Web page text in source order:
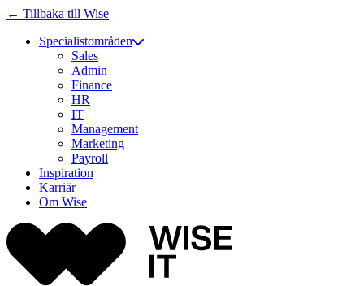
← Tillbaka till Wise
Specialistområden
Sales
Admin
Finance
HR
IT
Management
Marketing
Payroll
Inspiration
Karriär
Om Wise